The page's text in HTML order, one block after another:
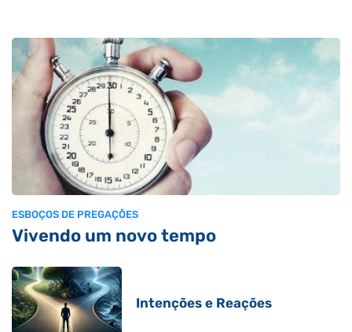
ESBOÇOS DE PREGAÇÕES
Vivendo um novo tempo
Intenções e Reações